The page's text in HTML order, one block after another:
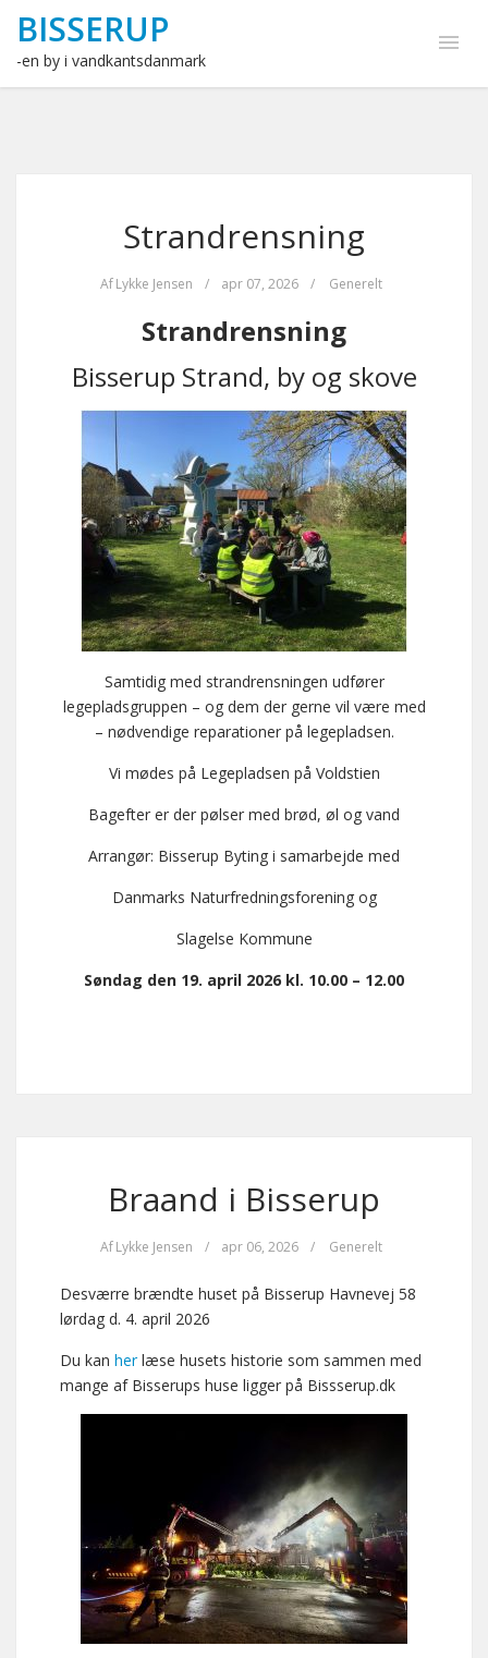
BISSERUP
-en by i vandkantsdanmark
Strandrensning
AfLykke Jensen / apr 07, 2026 / Generelt
Strandrensning
Bisserup Strand, by og skove
Samtidig med strandrensningen udfører
legepladsgruppen – og dem der gerne vil være med
– nødvendige reparationer på legepladsen.
Vi mødes på Legepladsen på Voldstien
Bagefter er der pølser med brød, øl og vand
Arrangør: Bisserup Byting i samarbejde med
Danmarks Naturfredningsforening og
Slagelse Kommune
Søndag den 19. april 2026 kl. 10.00 – 12.00
Braand i Bisserup
AfLykke Jensen / apr 06, 2026 / Generelt
Desværre brændte huset på Bisserup Havnevej 58
lørdag d. 4. april 2026
Du kan herlæse husets historie som sammen med
mange af Bisserups huse ligger på Bissserup.dk